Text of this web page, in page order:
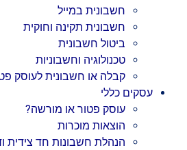
חשבונית במייל
חשבונית תקינה וחוקית
ביטול חשבונית
טכנולוגיה וחשבוניות
קבלה או חשבונית לעוסק
עסקים כללי
עוסק פטור או מורשה?
הוצאות מוכרות
הנהלת חשבונות חד צידית